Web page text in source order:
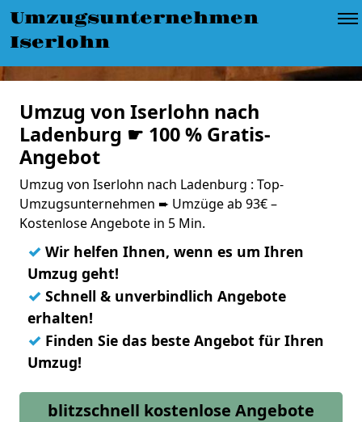
Umzugsunternehmen
Iserlohn
Umzug von Iserlohn nach
Ladenburg ☛ 100 % Gratis-
Angebot
Umzug von Iserlohn nach Ladenburg : Top-
Umzugsunternehmen ➨ Umzüge ab 93€ –
Kostenlose Angebote in 5 Min.
✓ Wir helfen Ihnen, wenn es um Ihren
Umzug geht!
✓ Schnell & unverbindlich Angebote
erhalten!
✓ Finden Sie das beste Angebot für Ihren
Umzug!
blitzschnell kostenlose Angebote